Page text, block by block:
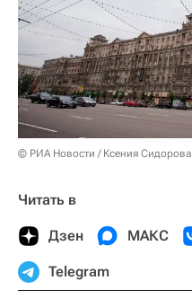
© РИА Новости / Ксения Сидорова
Читать в
Дзен МАКС
Telegram